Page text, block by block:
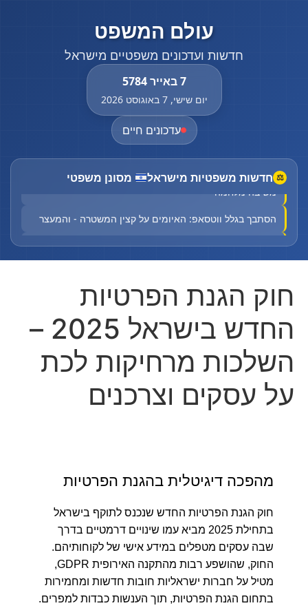
7 באייר 5784
יום שישי, 7 באוגוסט 2026
עולם המשפט
חדשות ועדכונים משפטיים מישראל
עדכונים חיים
⚖ חדשות משפטיות מישראל מסונן משפטי
"שקרים מכוערים וזדוניים": לאחר התביעה - שרה נתניהו
משיבה מלחמה
הסתבך בגלל ווטסאפ: האיומים על קצין המשטרה - והמעצר
יואב סגלוביץ' הודיע ליאיר לפיד על עזיבת "יש עתיד"
Court halts Knesset Finance C'ttee transfers
"שקרים מכוערים וזדוניים": לאחר התביעה - שרה נתניהו
משיבה מלחמה
הסתבך בגלל ווטסאפ: האיומים על קצין המשטרה - והמעצר
Court halts Knesset Finance C'ttee transfers
חוק הגנת הפרטיות
החדש בישראל 2025 –
השלכות מרחיקות לכת
על עסקים וצרכנים
מהפכה דיגיטלית בהגנת הפרטיות
חוק הגנת הפרטיות החדש שנכנס לתוקף בישראל
בתחילת 2025 מביא עמו שינויים דרמטיים בדרך
שבה עסקים מטפלים במידע אישי של לקוחותיהם.
החוק, שהושפע רבות מהתקנה האירופית GDPR,
מטיל על חברות ישראליות חובות חדשות ומחמירות
בתחום הגנת הפרטיות, תוך הענשות כבדות למפרים.